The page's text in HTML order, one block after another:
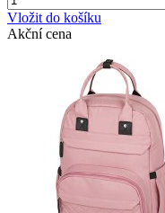
Vložit do košíku
Akční cena